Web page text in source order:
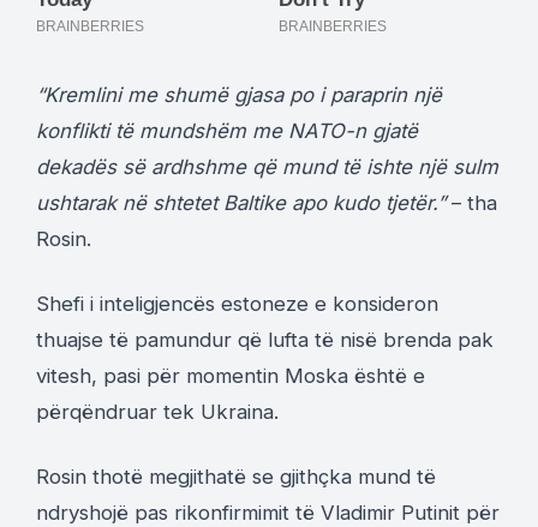
“Kremlini me shumë gjasa po i paraprin një
konflikti të mundshëm me NATO-n gjatë
dekadës së ardhshme që mund të ishte një sulm
ushtarak në shtetet Baltike apo kudo tjetër.”– tha
Rosin.
Shefi i inteligjencës estoneze e konsideron
thuajse të pamundur që lufta të nisë brenda pak
vitesh, pasi për momentin Moska është e
përqëndruar tek Ukraina.
Rosin thotë megjithatë se gjithçka mund të
ndryshojë pas rikonfirmimit të Vladimir Putinit për